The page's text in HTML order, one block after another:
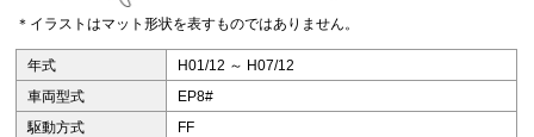
＊イラストはマット形状を表すものではありません。
年式
H01/12 ～ H07/12
車両型式
EP8#
駆動方式
FF